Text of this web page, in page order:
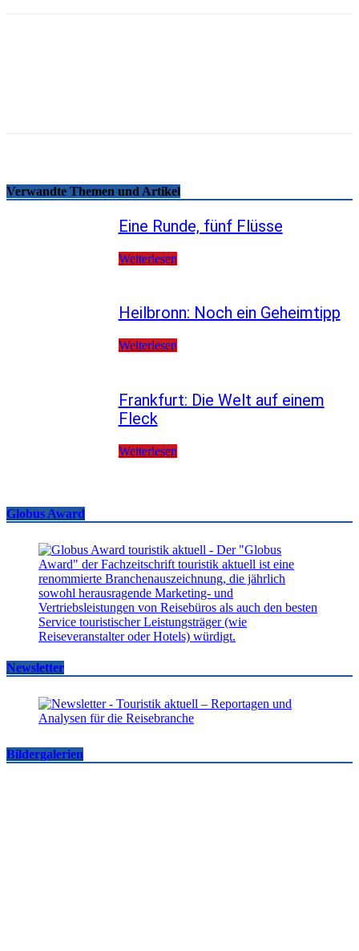
Verwandte Themen und Artikel
Eine Runde, fünf Flüsse
Weiterlesen
Heilbronn: Noch ein Geheimtipp
Weiterlesen
Frankfurt: Die Welt auf einem
Fleck
Weiterlesen
Globus Award
Newsletter
Bildergalerien